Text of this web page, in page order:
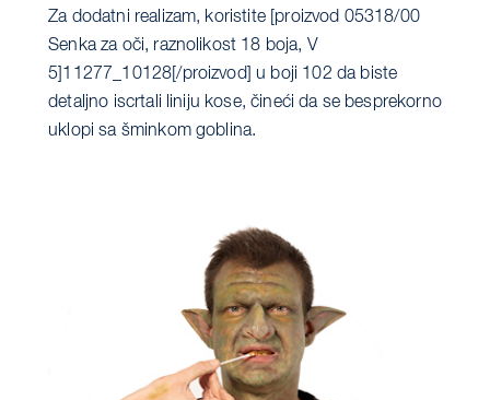
Za dodatni realizam, koristite [proizvod 05318/00
Senka za oči, raznolikost 18 boja, V
5]11277_10128[/proizvod] u boji 102 da biste
detaljno iscrtali liniju kose, čineći da se besprekorno
uklopi sa šminkom goblina.